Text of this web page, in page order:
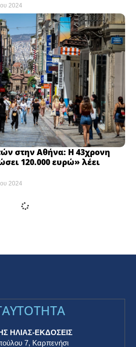
2024
στην Αθήνα: Η 43χρονη
120.000 ευρώ» λέει
2024
της ετυμηγορίας για τον
Μενέντεζ